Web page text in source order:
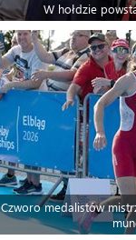
W hołdzie
Czworo medalistów